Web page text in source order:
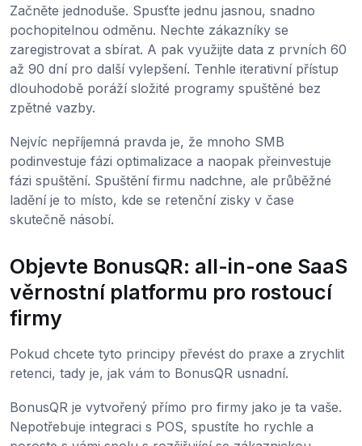
Začněte jednoduše. Spusťte jednu jasnou, snadno
pochopitelnou odměnu. Nechte zákazníky se
zaregistrovat a sbírat. A pak využijte data z prvních 60
až 90 dní pro další vylepšení. Tenhle iterativní přístup
dlouhodobě poráží složité programy spuštěné bez
zpětné vazby.
Nejvíc nepříjemná pravda je, že mnoho SMB
podinvestuje fázi optimalizace a naopak přeinvestuje
fázi spuštění. Spuštění firmu nadchne, ale průběžné
ladění je to místo, kde se retenční zisky v čase
skutečně násobí.
Objevte BonusQR: all-in-one SaaS
věrnostní platformu pro rostoucí
firmy
Pokud chcete tyto principy převést do praxe a zrychlit
retenci, tady je, jak vám to BonusQR usnadní.
BonusQR je vytvořený přímo pro firmy jako je ta vaše.
Nepotřebuje integraci s POS, spustíte ho rychle a